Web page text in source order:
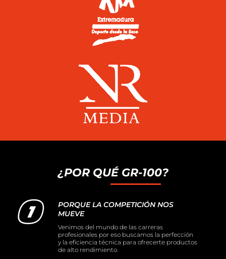
¿POR QUÉ GR-100?
PORQUE LA COMPETICIÓN NOS
MUEVE
Venimos del mundo de las carreras
profesionales por eso buscamos la perfección
y la eficiencia técnica para ofrecerte productos
de alto rendimiento.